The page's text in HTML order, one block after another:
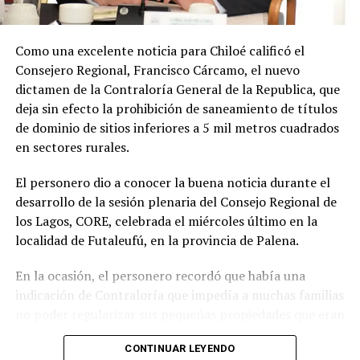
Soto Díaz también destacó su continuo apoyo a la
comunidad:«En paralelo, he estado acompañando a
la comunidad en lo que fue su presentación al
concejo municipal, donde ya evaluamos aportar a
este sueño con la futura compra de un terreno que
permita el crecimiento de la escuela y así poder
albergar la enseñanza media que todos anhelamos.»
«Es un orgullo aportar al sueño educativo de esta
comunidad. Desde su equipo profesional han hecho
invaluables aportes a nuestra identidad. Son un
grupo fantástico, con grandes liderazgos que hoy son
nuestro país,»concluyó.
expansión de la educación en la península de Rilán,
Como una excelente noticia para Chiloé calificó el
Consejero Regional, Francisco Cárcamo, el nuevo
dictamen de la Contraloría General de la Republica, que
deja sin efecto la prohibición de saneamiento de títulos
de dominio de sitios inferiores a 5 mil metros cuadrados
en sectores rurales.
El personero dio a conocer la buena noticia durante el
desarrollo de la sesión plenaria del Consejo Regional de
los Lagos, CORE, celebrada el miércoles último en la
localidad de Futaleufú, en la provincia de Palena.
En la ocasión, el personero recordó que había una
indicación de Contraloría que impedía a muchas familias
inferiores a 5 mil metros cuadrados, pero fue el mismo
organismo contralor que dispuso de otro dictamen la
CONTINUAR LEYENDO